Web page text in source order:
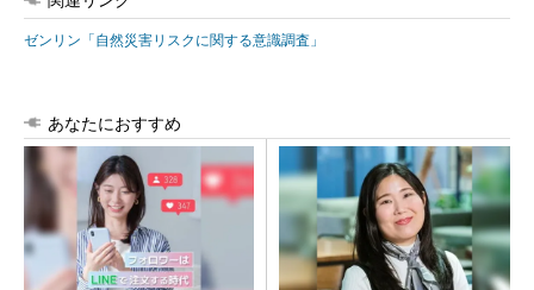
ゼンリン「自然災害リスクに関する意識調査」
あなたにおすすめ